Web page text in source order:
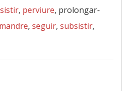
, perviure, prolongar-
, seguir, subsistir,